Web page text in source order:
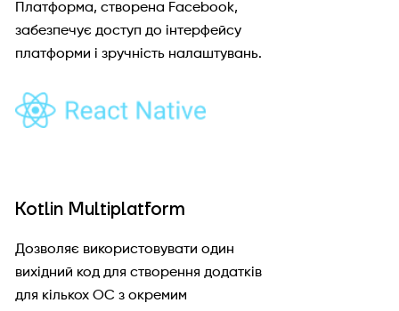
Платформа, створена Facebook,
забезпечує доступ до інтерфейсу
платформи і зручність налаштувань.
Kotlin Multiplatform
Дозволяє використовувати один
вихідний код для створення додатків
для кількох ОС з окремим